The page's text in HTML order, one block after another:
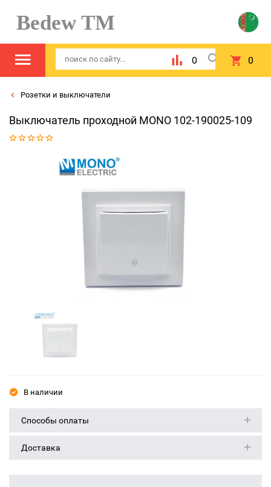
Bedew TM
0 0
Розетки и выключатели
Выключатель проходной MONO 102-190025-109
В наличии
Способы оплаты
Доставка